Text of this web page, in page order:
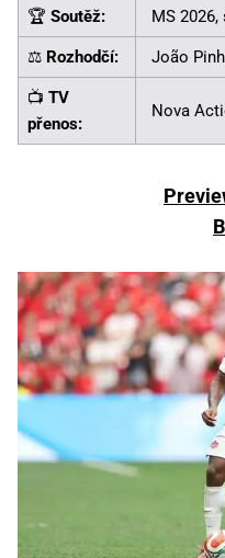
🏆 Soutěž: MS
⚖️ Rozhodčí: João
📺 TV
přenos:
Nova